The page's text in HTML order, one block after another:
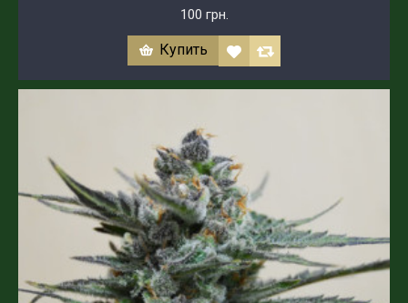
100 грн.
Купить